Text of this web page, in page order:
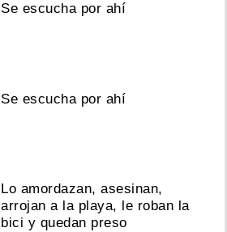
Se escucha por ahí
Se escucha por ahí
Lo amordazan, asesinan,
arrojan a la playa, le roban la
bici y quedan preso